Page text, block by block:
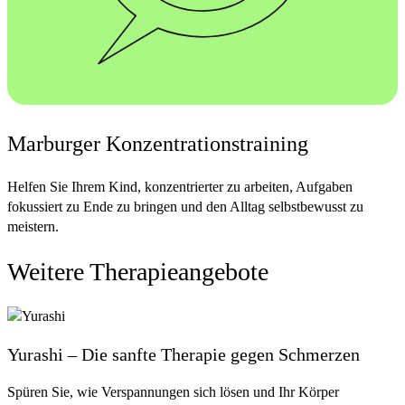
Marburger Konzentrationstraining
Helfen Sie Ihrem Kind, konzentrierter zu arbeiten, Aufgaben
fokussiert zu Ende zu bringen und den Alltag selbstbewusst zu
meistern.
Was?
Das MKT richtet sich an Kinder und Jugendliche, die
Aufgaben dranzubleiben oder Impulse zu kontrollieren. Ihr Kind
und Vertrauen in die eigenen Fähigkeiten zu entwickeln.
Weitere Therapieangebote
Yurashi – Die sanfte Therapie gegen Schmerzen
Spüren Sie, wie Verspannungen sich lösen und Ihr Körper